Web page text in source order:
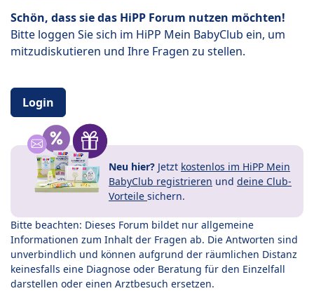
Schön, dass sie das HiPP Forum nutzen möchten!
Bitte loggen Sie sich im HiPP Mein BabyClub ein, um
mitzudiskutieren und Ihre Fragen zu stellen.
Login
Neu hier? Jetzt kostenlos im HiPP Mein
BabyClub registrieren und deine Club-
Vorteile sichern.
Bitte beachten: Dieses Forum bildet nur allgemeine
Informationen zum Inhalt der Fragen ab. Die Antworten sind
unverbindlich und können aufgrund der räumlichen Distanz
keinesfalls eine Diagnose oder Beratung für den Einzelfall
darstellen oder einen Arztbesuch ersetzen.